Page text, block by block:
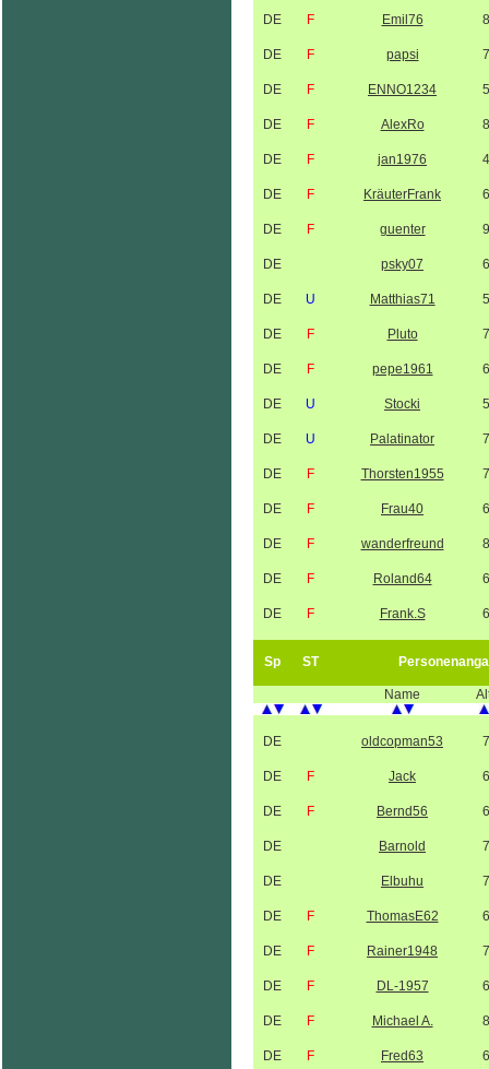
DE F Emil76
DE F papsi
DE F ENNO1234
DE F AlexRo
DE F jan1976
DE F KräuterFrank
DE F guenter
DE psky07
DE U Matthias71
DE F Pluto
DE F pepe1961
DE U Stocki
DE U Palatinator
DE F Thorsten1955
DE F Frau40
DE F wanderfreund
DE F Roland64
DE F Frank.S
Sp ST
Name
DE oldcopman53
DE F Jack
DE F Bernd56
DE Barnold
DE Elbuhu
DE F ThomasE62
DE F Rainer1948
DE F DL-1957
DE F Michael A.
DE F Fred63